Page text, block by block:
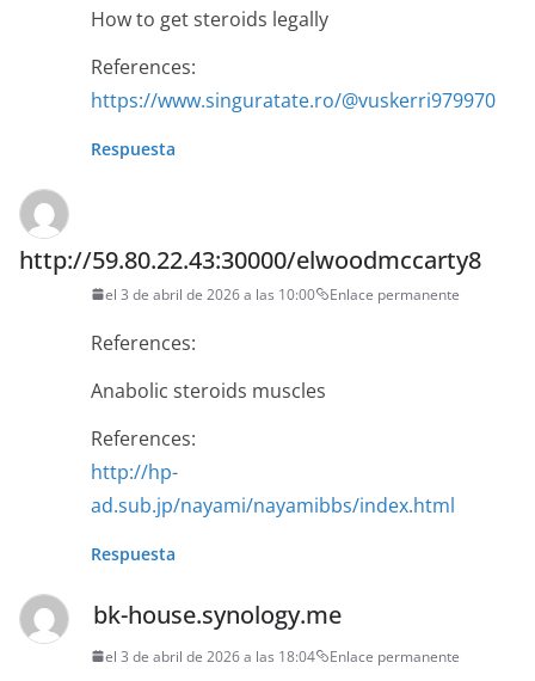
How to get steroids legally
References:
https://www.singuratate.ro/@vuskerri979970
Respuesta
http://59.80.22.43:30000/elwoodmccarty8
el 3 de abril de 2026 a las 10:00 Enlace permanente
References:
Anabolic steroids muscles
References:
http://hp-
ad.sub.jp/nayami/nayamibbs/index.html
Respuesta
bk-house.synology.me
el 3 de abril de 2026 a las 18:04 Enlace permanente